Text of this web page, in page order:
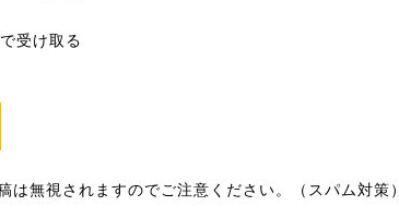
受け取る
は無視されますのでご注意ください。（スパム対策）